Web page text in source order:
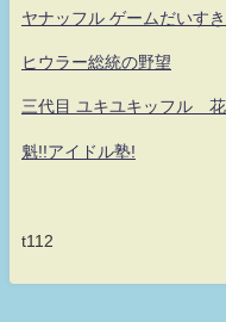
ヤナッフル ゲームだいす
ヒウラー総統の野望
三代目 ユキユキッフル 花
魁!!アイドル塾!
t112